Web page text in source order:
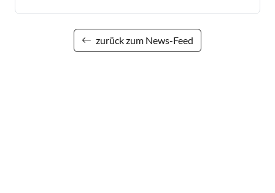
zurück zum News-Feed